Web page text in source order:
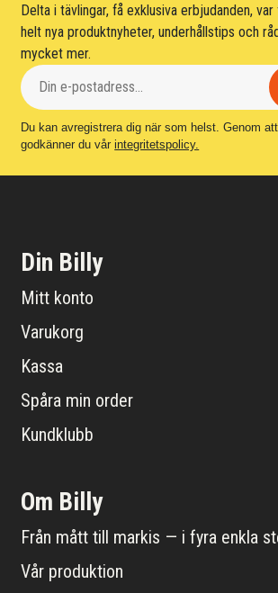
Delta i tävlingar, få exklusiva erbjudanden,
helt nya produktnyheter, underhållstips och
mycket mer.
Du kan avregistrera dig när som helst. Genom
godkänner du vårintegritetspolicy.
Din Billy
Mitt konto
Varukorg
Kassa
Spåra min order
Kundklubb
Om Billy
Från mått till markis — i fyra enkla
Vår produktion